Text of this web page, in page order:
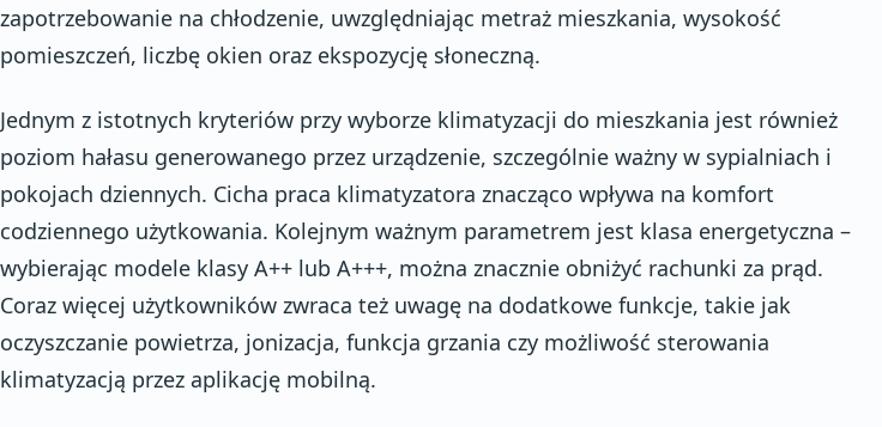
zapotrzebowanie na chłodzenie, uwzględniając metraż mieszkania, wysokość
pomieszczeń, liczbę okien oraz ekspozycję słoneczną.
Jednym z istotnych kryteriów przy wyborze klimatyzacji do mieszkania jest również
poziom hałasu generowanego przez urządzenie, szczególnie ważny w sypialniach i
pokojach dziennych. Cicha praca klimatyzatora znacząco wpływa na komfort
codziennego użytkowania. Kolejnym ważnym parametrem jest klasa energetyczna –
wybierając modele klasy A++ lub A+++, można znacznie obniżyć rachunki za prąd.
Coraz więcej użytkowników zwraca też uwagę na dodatkowe funkcje, takie jak
oczyszczanie powietrza, jonizacja, funkcja grzania czy możliwość sterowania
klimatyzacją przez aplikację mobilną.